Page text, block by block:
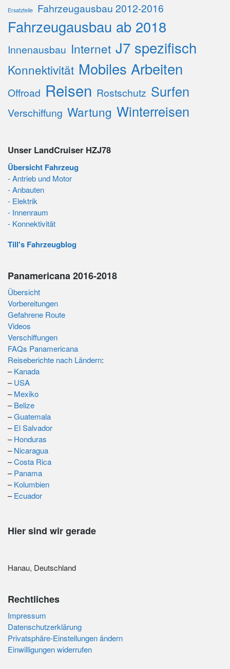
Ersatzteile Fahrzeugausbau 2012-2016
Fahrzeugausbau ab 2018
Innenausbau Internet J7 spezifisch
Konnektivität Mobiles Arbeiten
Offroad Reisen Rostschutz Surfen
Verschiffung Wartung Winterreisen
Unser LandCruiser HZJ78
Übersicht Fahrzeug
- Antrieb und Motor
- Anbauten
- Elektrik
- Innenraum
- Konnektivität
Till's Fahrzeugblog
Panamericana 2016-2018
Übersicht
Vorbereitungen
Gefahrene Route
Videos
Verschiffungen
FAQs Panamericana
Reiseberichte nach Ländern:
–Kanada
–USA
–Mexiko
–Belize
–Guatemala
–El Salvador
–Honduras
–Nicaragua
–Costa Rica
–Panama
–Kolumbien
–Ecuador
Hier sind wir gerade
Hanau, Deutschland
Rechtliches
Impressum
Datenschutzerklärung
Privatsphäre-Einstellungen ändern
Einwilligungen widerrufen